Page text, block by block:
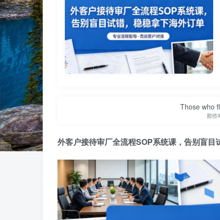
Those who
那些
外客户接待审厂全流程SOP系统课，告别盲目